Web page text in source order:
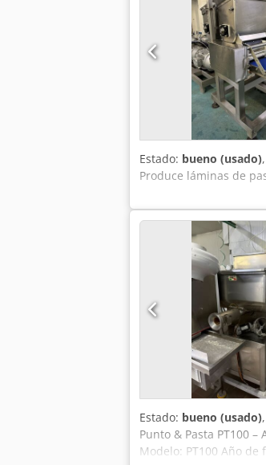
Estado: bueno (usado)
Produce láminas de
Estado: bueno (usado)
Punto & Pasta PT100
Modelo: PT100 Año